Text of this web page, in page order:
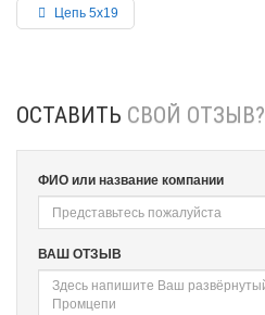
Цепь 5х19
ОСТАВИТЬ СВОЙ ОТЗЫВ?
ФИО или название компании
ВАШ ОТЗЫВ